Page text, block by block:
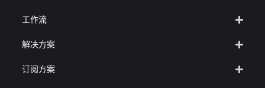
工作流
解决方案
订阅方案